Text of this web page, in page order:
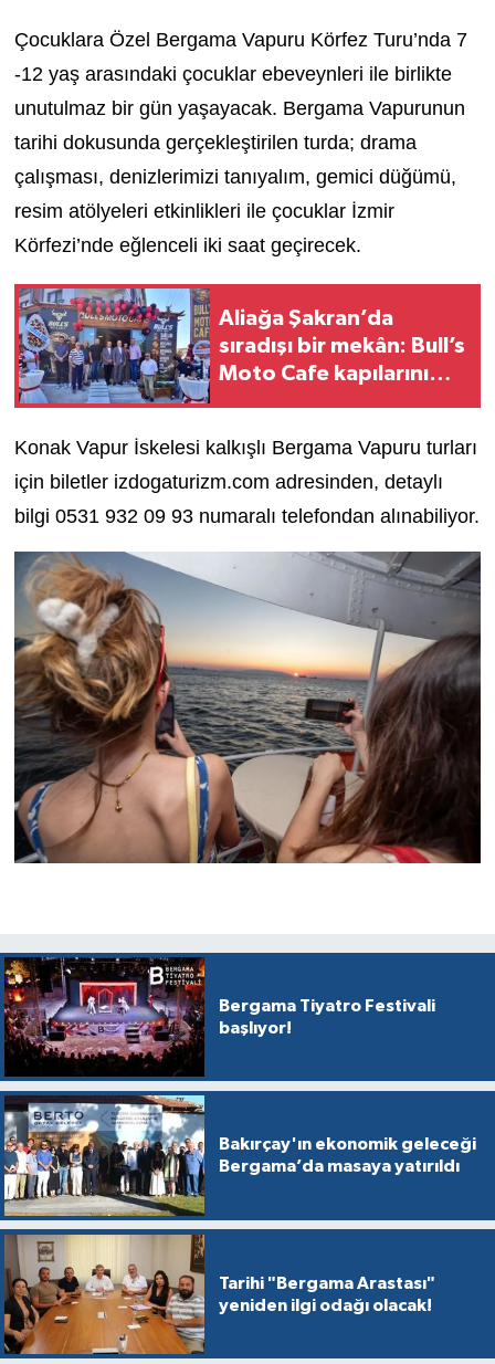
Çocuklara Özel Bergama Vapuru Körfez Turu’nda 7
-12 yaş arasındaki çocuklar ebeveynleri ile birlikte
unutulmaz bir gün yaşayacak. Bergama Vapurunun
tarihi dokusunda gerçekleştirilen turda; drama
çalışması, denizlerimizi tanıyalım, gemici düğümü,
resim atölyeleri etkinlikleri ile çocuklar İzmir
Körfezi’nde eğlenceli iki saat geçirecek.
Aliağa Şakran’da
sıradışı bir mekân: Bull’s
Moto Cafe kapılarını
Konak Vapur İskelesi kalkışlı Bergama Vapuru turları
için biletler izdogaturizm.com adresinden, detaylı
bilgi 0531 932 09 93 numaralı telefondan alınabiliyor.
Bergama Tiyatro Festivali
başlıyor!
Bakırçay'ın ekonomik geleceği
Bergama’da masaya yatırıldı
Tarihi "Bergama Arastası"
yeniden ilgi odağı olacak!